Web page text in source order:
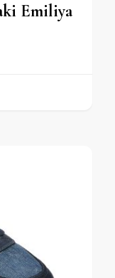
Emiliya